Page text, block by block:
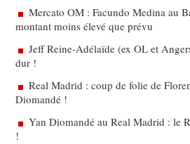
Mercato OM : Facundo Medina au
montant moins élevé que prévu
Jeff Reine-Adélaïde (ex OL et
dur !
Real Madrid : coup de folie de
Diomandé !
Yan Diomandé au Real Madrid : le
!